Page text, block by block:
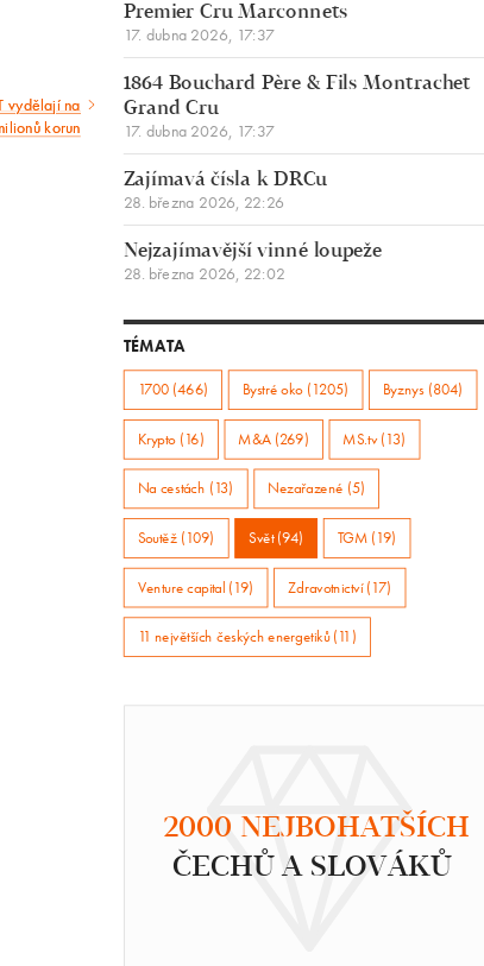
vydělají na
korun
Premier Cru Marconnets
17. dubna 2026, 17:37
1864 Bouchard Père & Fils Montrachet
Grand Cru
17. dubna 2026, 17:37
Zajímavá čísla k DRCu
28. března 2026, 22:26
Nejzajímavější vinné loupeže
28. března 2026, 22:02
TÉMATA
1700 (466) Bystré oko (1205) Byznys (804)
Krypto (16) M&A (269) MS.tv (13)
Na cestách (13) Nezařazené (5)
Soutěž (109) Svět (94) TGM (19)
Venture capital (19) Zdravotnictví (17)
11 největších českých energetiků (11)
2000 NEJBOHATŠÍCH
ČECHŮ A SLOVÁKŮ